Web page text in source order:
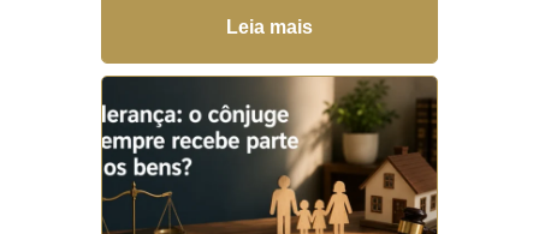
propriedade reconhecida
legalmente, desde que o
ocupante cumpra os
requisitos previstos...Leia
mais →
Leia mais